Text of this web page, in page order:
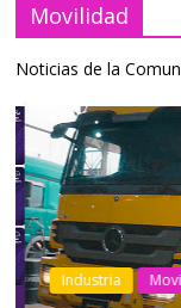
Movilidad
Noticias de la
Industria